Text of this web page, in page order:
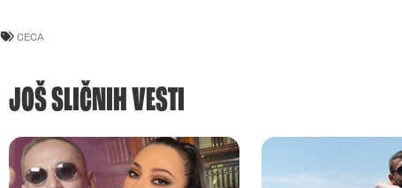
CECA
JOŠ SLIČNIH VESTI